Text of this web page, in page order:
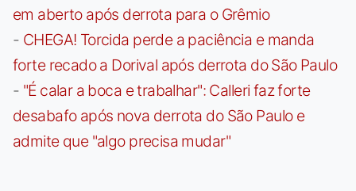
em aberto após derrota para o Grêmio
- CHEGA! Torcida perde a paciência e manda
forte recado a Dorival após derrota do São Paulo
- "É calar a boca e trabalhar": Calleri faz forte
desabafo após nova derrota do São Paulo e
admite que "algo precisa mudar"